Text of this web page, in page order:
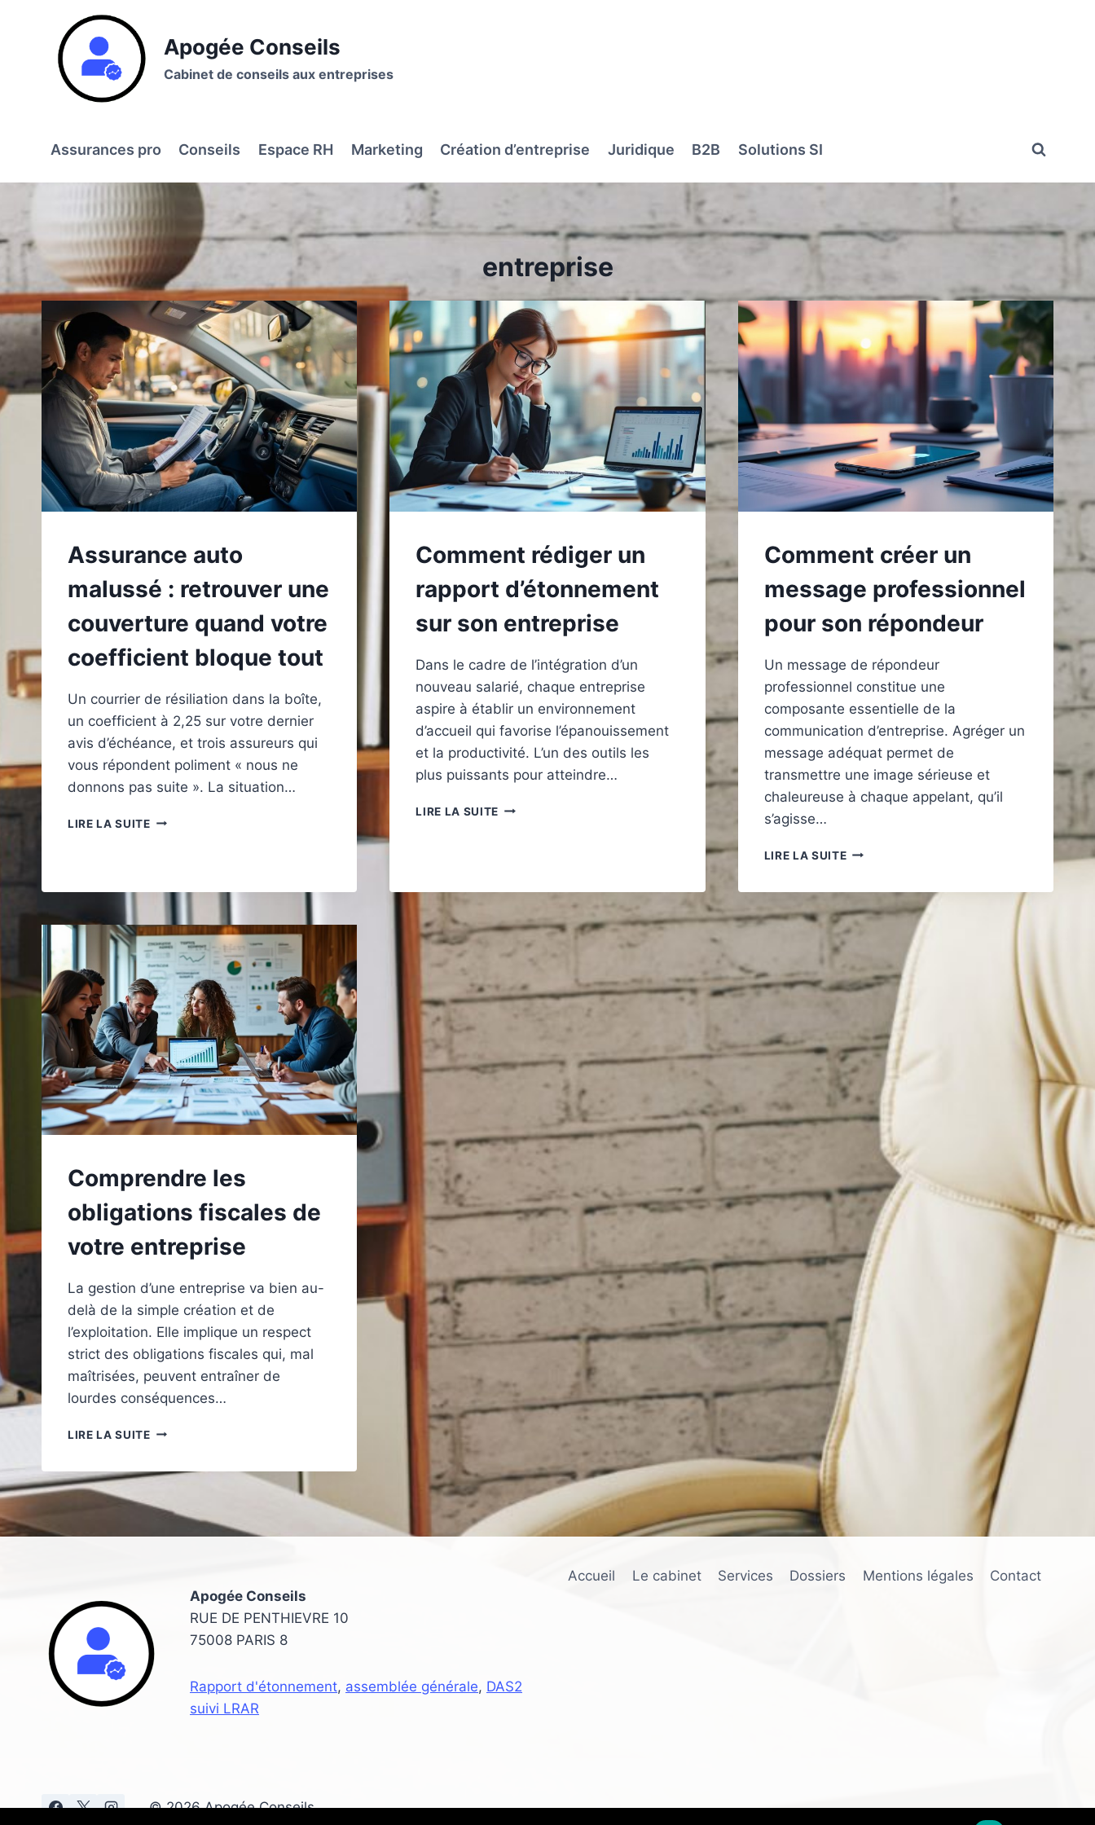
Apogée Conseils
Cabinet de conseils aux entreprises
Assurances pro Conseils Espace RH Marketing Création d’entreprise Juridique B2B Solutions SI
entreprise
Assurance auto
malussé : retrouver une
couverture quand votre
coefficient bloque tout
Un courrier de résiliation dans la boîte,
un coefficient à 2,25 sur votre dernier
avis d’échéance, et trois assureurs qui
vous répondent poliment « nous ne
donnons pas suite ». La situation…
LIRE LA SUITEASSURANCE
COUVERTURE
QUAND
VOTRE
COEFFICIENT
BLOQUE
TOUT
Comment rédiger un
rapport d’étonnement
sur son entreprise
Dans le cadre de l’intégration d’un
nouveau salarié, chaque entreprise
aspire à établir un environnement
d’accueil qui favorise l’épanouissement
et la productivité. L’un des outils les
plus puissants pour atteindre…
LIRE LA SUITE COMMENT
SUR
ENTREPRISE
Comment créer un
message professionnel
pour son répondeur
Un message de répondeur
professionnel constitue une
composante essentielle de la
communication d’entreprise. Agréger un
message adéquat permet de
transmettre une image sérieuse et
chaleureuse à chaque appelant, qu’il
s’agisse…
LIRE LA SUITECOMMENT
PROFESSIONNEL
POUR
RÉPONDEUR
Comprendre les
obligations fiscales de
votre entreprise
La gestion d’une entreprise va bien au-
delà de la simple création et de
l’exploitation. Elle implique un respect
strict des obligations fiscales qui, mal
maîtrisées, peuvent entraîner de
lourdes conséquences…
LIRE LA SUITECOMPRENDRE
VOTRE
Apogée Conseils
RUE DE PENTHIEVRE 10
75008 PARIS 8
Rapport d'étonnement, assemblée générale, DAS2
suivi LRAR
Accueil Le cabinet Services Dossiers Mentions légales Contact
© 2026 Apogée Conseils